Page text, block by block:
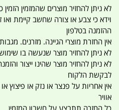
לא ניתן להחזיר מוצרים שהמזמין
וידא כי צבע או צורה שחשב קיימת
ההזמנה בטלפון
אין החזרת מוצרי הגיינה. מזרנים.
לא ניתן להחזיר מוצר שנעשה בו
לא ניתן להחזיר מוצר שהינו ייצור
לבקשת הלקוח
אין אחריות על פנצר או נזק או פיצוץ
אוויר
כל החזרה תתבצע על חשבון המזמין